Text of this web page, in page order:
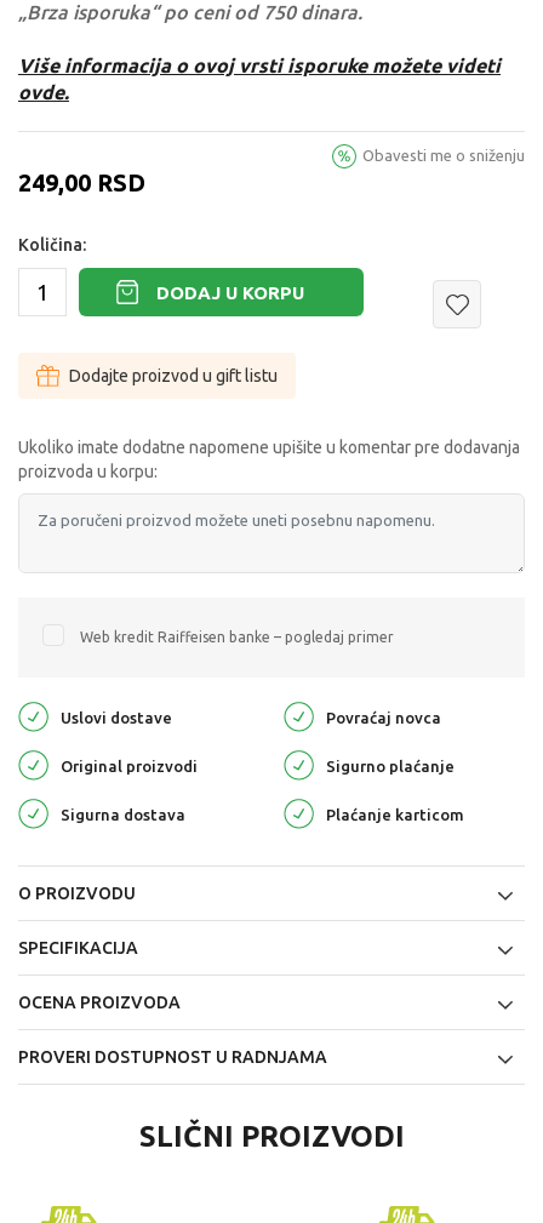
„Brza isporuka“ po ceni od 750 dinara.
Više informacija o ovoj vrsti isporuke možete videti
ovde.
249,00 RSD
Obavesti me o sniženju
Količina:
DODAJ U KORPU
Dodajte proizvod u gift listu
Ukoliko imate dodatne napomene upišite u komentar pre dodavanja
proizvoda u korpu:
Web kredit Raiffeisen banke – pogledaj primer
Uslovi dostave Povraćaj novca
Original proizvodi Sigurno plaćanje
Sigurna dostava Plaćanje karticom
O PROIZVODU
SPECIFIKACIJA
OCENA PROIZVODA
PROVERI DOSTUPNOST U RADNJAMA
SLIČNI PROIZVODI